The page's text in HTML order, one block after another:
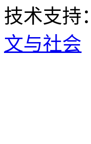
技术支持：
文与社会